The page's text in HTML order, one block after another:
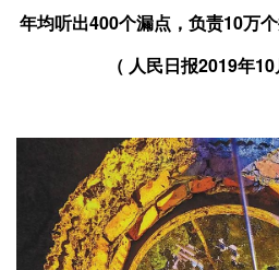
年均听出400个漏点，负责10万
（ 人民日报2019年10